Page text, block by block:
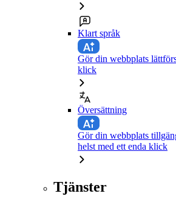
Klart språk
Gör din webbplats
klick
Översättning
Gör din webbplats
helst med ett enda klick
Tjänster